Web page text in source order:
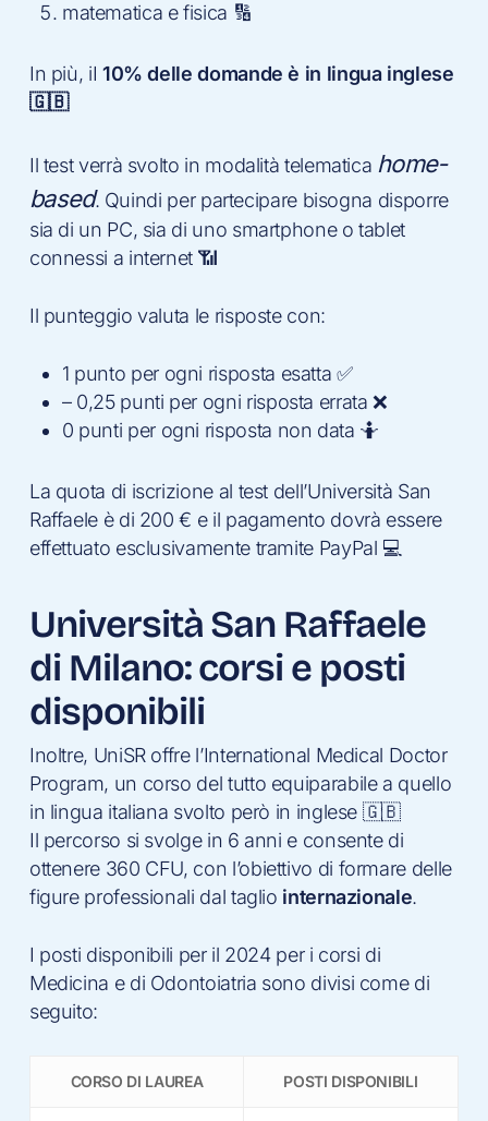
matematica e fisica 🔢
In più, iI 10% delle domande è in lingua inglese
🇬🇧
Il test verrà svolto in modalità telematica home-
based. Quindi per partecipare bisogna disporre
sia di un PC, sia di uno smartphone o tablet
connessi a internet 📶
Il punteggio valuta le risposte con:
1 punto per ogni risposta esatta ✅
– 0,25 punti per ogni risposta errata ❌
0 punti per ogni risposta non data 🤷
La quota di iscrizione al test dell’Università San
Raffaele è di 200 € e il pagamento dovrà essere
effettuato esclusivamente tramite PayPal 💻
Università San Raffaele
di Milano: corsi e posti
disponibili
Inoltre, UniSR offre l’International Medical Doctor
Program, un corso del tutto equiparabile a quello
in lingua italiana svolto però in inglese 🇬🇧
Il percorso si svolge in 6 anni e consente di
ottenere 360 CFU, con l’obiettivo di formare delle
figure professionali dal taglio internazionale.
I posti disponibili per il 2024 per i corsi di
Medicina e di Odontoiatria sono divisi come di
seguito:
CORSO DI LAUREA POSTI DISPONIBILI